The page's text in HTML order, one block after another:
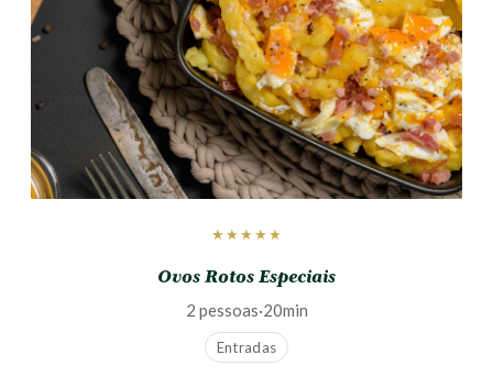
★★★★★
Ovos Rotos Especiais
2 pessoas·20min
Entradas